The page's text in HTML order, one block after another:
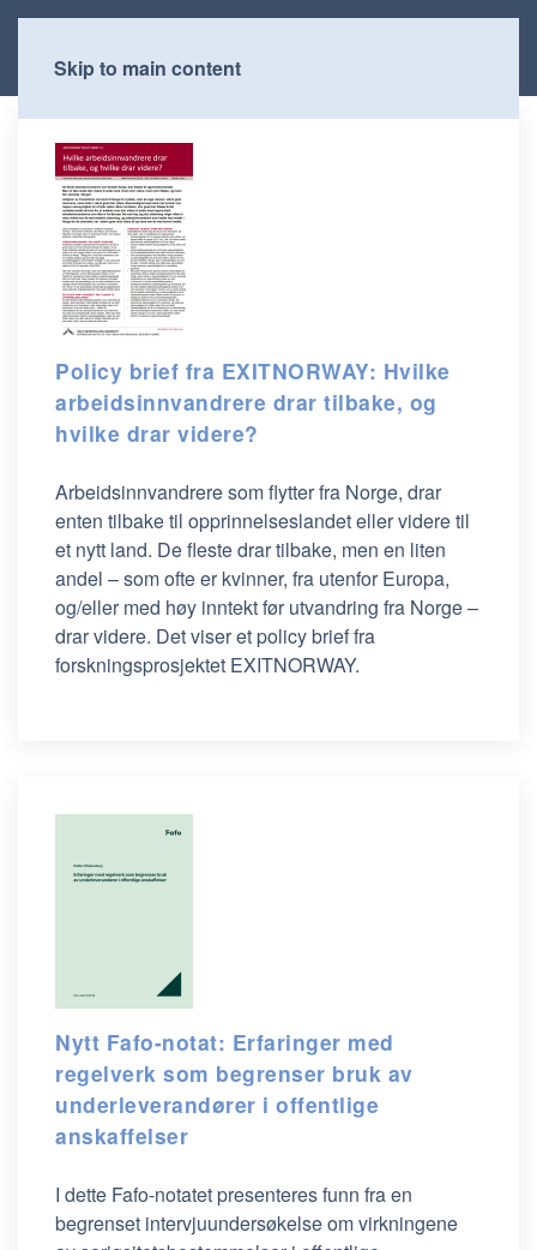
Skip to main content
Policy brief fra EXITNORWAY: Hvilke
arbeidsinnvandrere drar tilbake, og
hvilke drar videre?
Arbeidsinnvandrere som flytter fra Norge, drar
enten tilbake til opprinnelseslandet eller videre til
et nytt land. De fleste drar tilbake, men en liten
andel – som ofte er kvinner, fra utenfor Europa,
og/eller med høy inntekt før utvandring fra Norge –
drar videre. Det viser et policy brief fra
forskningsprosjektet EXITNORWAY.
Nytt Fafo-notat: Erfaringer med
regelverk som begrenser bruk av
underleverandører i offentlige
anskaffelser
I dette Fafo-notatet presenteres funn fra en
begrenset intervjuundersøkelse om virkningene